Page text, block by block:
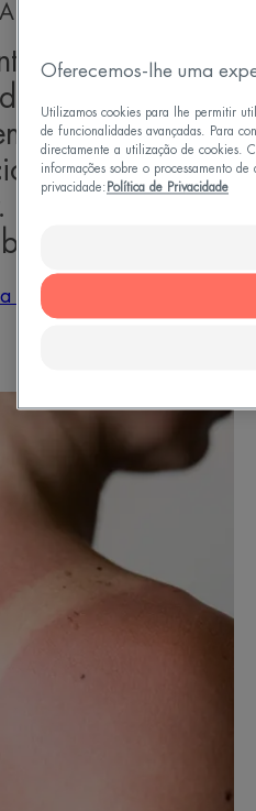
aumentam a
pele ao sol,
ser tomados
antes da
isto chama-se
mais
Oferecemos-lhe uma
Utilizamos cookies para lhe permitir
de funcionalidades avançadas. Para
directamente a utilização de cookies.
informações sobre o processamento
privacidade: Política de Privacidade